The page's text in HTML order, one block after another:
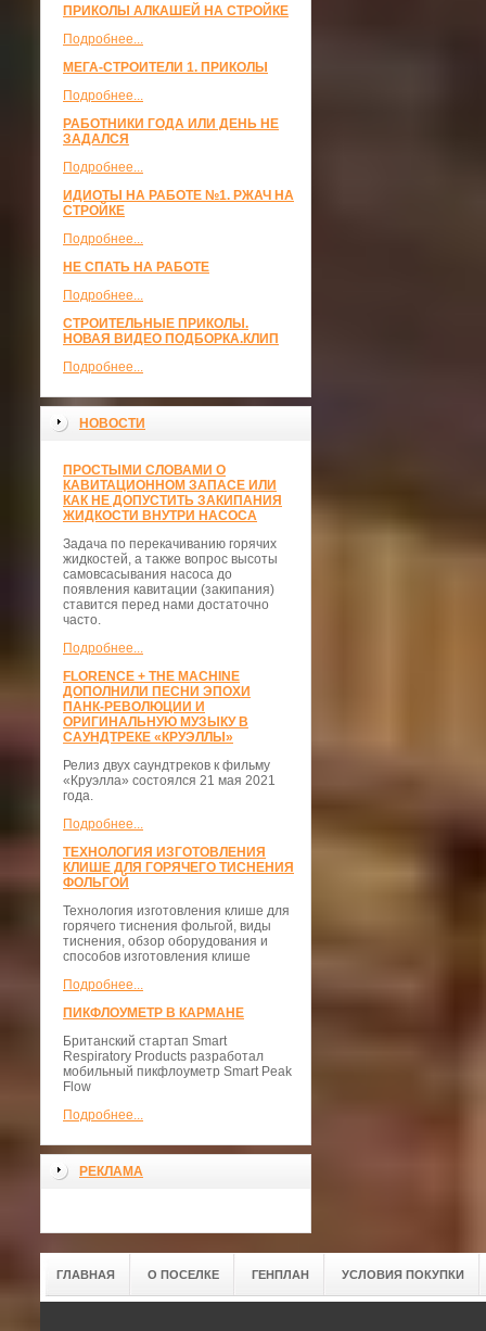
ПРИКОЛЫ АЛКАШЕЙ НА СТРОЙКЕ
Подробнее...
МЕГА-СТРОИТЕЛИ 1. ПРИКОЛЫ
Подробнее...
РАБОТНИКИ ГОДА ИЛИ ДЕНЬ НЕ
ЗАДАЛСЯ
Подробнее...
ИДИОТЫ НА РАБОТЕ №1. РЖАЧ НА
СТРОЙКЕ
Подробнее...
НЕ СПАТЬ НА РАБОТЕ
Подробнее...
СТРОИТЕЛЬНЫЕ ПРИКОЛЫ.
НОВАЯ ВИДЕО ПОДБОРКА.КЛИП
Подробнее...
НОВОСТИ
ПРОСТЫМИ СЛОВАМИ О
КАВИТАЦИОННОМ ЗАПАСЕ ИЛИ
КАК НЕ ДОПУСТИТЬ ЗАКИПАНИЯ
ЖИДКОСТИ ВНУТРИ НАСОСА
Задача по перекачиванию горячих
жидкостей, а также вопрос высоты
самовсасывания насоса до
появления кавитации (закипания)
ставится перед нами достаточно
часто.
Подробнее...
FLORENCE + THE MACHINE
ДОПОЛНИЛИ ПЕСНИ ЭПОХИ
ПАНК-РЕВОЛЮЦИИ И
ОРИГИНАЛЬНУЮ МУЗЫКУ В
САУНДТРЕКЕ «КРУЭЛЛЫ»
Релиз двух саундтреков к фильму
«Круэлла» состоялся 21 мая 2021
года.
Подробнее...
ТЕХНОЛОГИЯ ИЗГОТОВЛЕНИЯ
КЛИШЕ ДЛЯ ГОРЯЧЕГО ТИСНЕНИЯ
ФОЛЬГОЙ
Технология изготовления клише для
горячего тиснения фольгой, виды
тиснения, обзор оборудования и
способов изготовления клише
Подробнее...
ПИКФЛОУМЕТР В КАРМАНЕ
Британский стартап Smart
Respiratory Products разработал
мобильный пикфлоуметр Smart Peak
Flow
Подробнее...
РЕКЛАМА
ГЛАВНАЯ О ПОСЕЛКЕ ГЕНПЛАН УСЛОВИЯ ПОКУПКИ